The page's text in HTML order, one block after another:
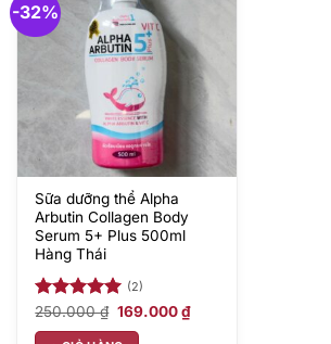
-32%
Sữa dưỡng thể Alpha
Arbutin Collagen Body
Serum 5+ Plus 500ml
Hàng Thái
Được xếp
hạng5.00
(2)
250.000₫ Giá
là:
169.000₫Giá